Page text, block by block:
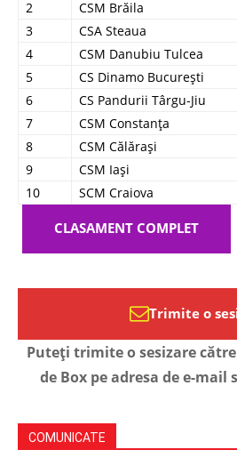
2
CSM Brăila
3
CSA Steaua
4
CSM Danubiu Tulcea
5
CS Dinamo București
6
CS Pandurii Târgu-Jiu
7
CSM Constanța
8
CSM Călărași
9
CSM Iași
10
SCM Craiova
CLASAMENT COMPLET
Trimite o
Puteți trimite o sesizare
de Box pe adresa de e-mail
COMUNICATE